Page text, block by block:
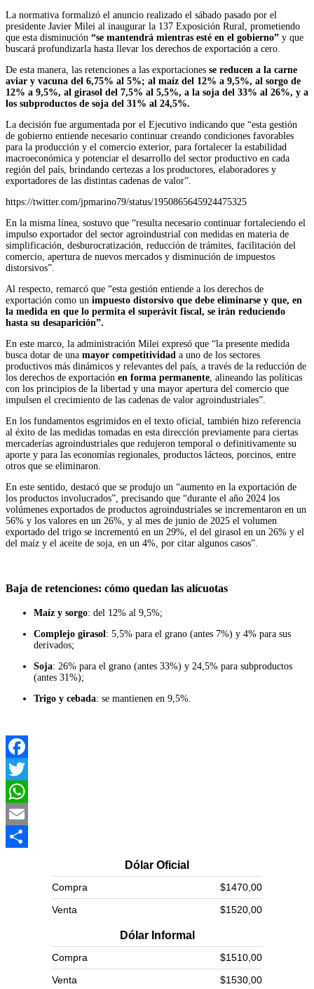
La normativa formalizó el anuncio realizado el sábado pasado por el
presidente Javier Milei al inaugurar la 137 Exposición Rural, prometiendo
que esta disminución “se mantendrá mientras esté en el gobierno” y que
buscará profundizarla hasta llevar los derechos de exportación a cero.
De esta manera, las retenciones a las exportaciones se reducen a la carne
aviar y vacuna del 6,75% al 5%; al maíz del 12% a 9,5%, al sorgo de
12% a 9,5%, al girasol del 7,5% al 5,5%, a la soja del 33% al 26%, y a
los subproductos de soja del 31% al 24,5%.
La decisión fue argumentada por el Ejecutivo indicando que “esta gestión
de gobierno entiende necesario continuar creando condiciones favorables
para la producción y el comercio exterior, para fortalecer la estabilidad
macroeconómica y potenciar el desarrollo del sector productivo en cada
región del país, brindando certezas a los productores, elaboradores y
exportadores de las distintas cadenas de valor”.
https://twitter.com/jpmarino79/status/1950865645924475325
En la misma línea, sostuvo que “resulta necesario continuar fortaleciendo el
impulso exportador del sector agroindustrial con medidas en materia de
simplificación, desburocratización, reducción de trámites, facilitación del
comercio, apertura de nuevos mercados y disminución de impuestos
distorsivos”.
Al respecto, remarcó que “esta gestión entiende a los derechos de
exportación como un impuesto distorsivo que debe eliminarse y que, en
la medida en que lo permita el superávit fiscal, se irán reduciendo
hasta su desaparición”.
En este marco, la administración Milei expresó que “la presente medida
busca dotar de una mayor competitividad a uno de los sectores
productivos más dinámicos y relevantes del país, a través de la reducción de
los derechos de exportación en forma permanente , alineando las políticas
con los principios de la libertad y una mayor apertura del comercio que
impulsen el crecimiento de las cadenas de valor agroindustriales”.
En los fundamentos esgrimidos en el texto oficial, también hizo referencia
al éxito de las medidas tomadas en esta dirección previamente para ciertas
mercaderías agroindustriales que redujeron temporal o definitivamente su
aporte y para las economías regionales, productos lácteos, porcinos, entre
otros que se eliminaron.
En este sentido, destacó que se produjo un “aumento en la exportación de
los productos involucrados”, precisando que “durante el año 2024 los
volúmenes exportados de productos agroindustriales se incrementaron en un
56% y los valores en un 26%, y al mes de junio de 2025 el volumen
exportado del trigo se incrementó en un 29%, el del girasol en un 26% y el
del maíz y el aceite de soja, en un 4%, por citar algunos casos”.
Baja de retenciones: cómo quedan las alícuotas
Maíz y sorgo: del 12% al 9,5%;
Complejo girasol: 5,5% para el grano (antes 7%) y 4% para sus
derivados;
Soja: 26% para el grano (antes 33%) y 24,5% para subproductos
(antes 31%);
Trigo y cebada: se mantienen en 9,5%.
Facebook
Twitter
WhatsApp
Email
Dólar Oficial
Compra
$1470,00
Venta
$1520,00
Dólar Informal
Compra
$1510,00
Venta
$1530,00